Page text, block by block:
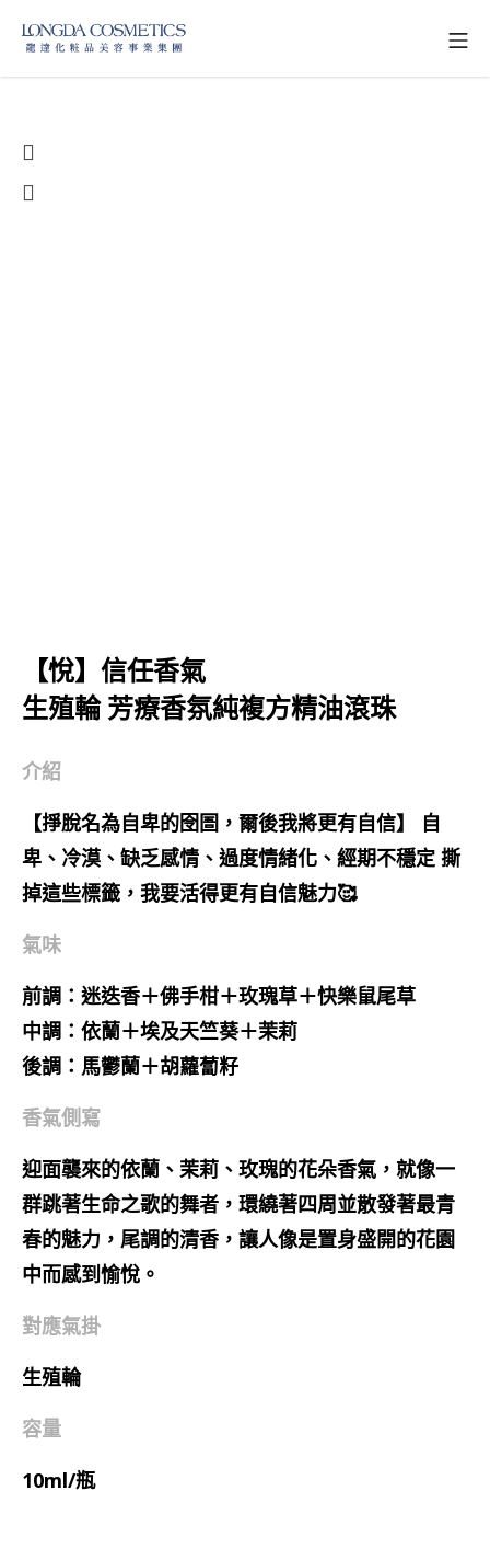
【悅】信任香氣
生殖輪 芳療香氛純複方精油滾珠
介紹
【掙脫名為自卑的囹圄，爾後我將更有自信】 自
卑、冷漠、缺乏感情、過度情緒化、經期不穩定 撕
掉這些標籤，我要活得更有自信魅力🥰
氣味
前調：迷迭香＋佛手柑＋玫瑰草＋快樂鼠尾草
中調：依蘭＋埃及天竺葵＋茉莉
後調：馬鬱蘭＋胡蘿蔔籽
香氣側寫
迎面襲來的依蘭、茉莉、玫瑰的花朵香氣，就像一
群跳著生命之歌的舞者，環繞著四周並散發著最青
春的魅力，尾調的清香，讓人像是置身盛開的花園
中而感到愉悅。
對應氣掛
生殖輪
容量
10ml/瓶